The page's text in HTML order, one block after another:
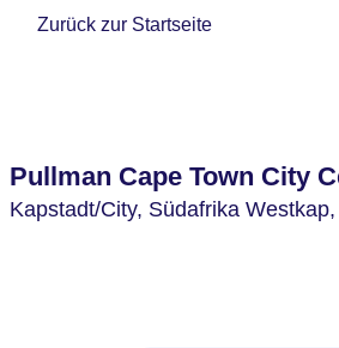
Zurück zur Startseite
Pullman Cape Town City
Kapstadt/City, Südafrika Westkap,